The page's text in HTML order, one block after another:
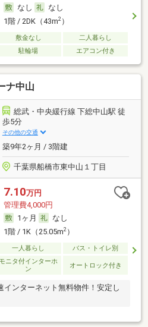
なし
なし
1階 / 2DK（43m2）
敷金なし
二人暮らし
駐輪場 エアコン付き
ナ中山
総武・中央緩行線 下総中山駅 徒
歩5分
その他の交通
築9年2ヶ月 / 3階建
千葉県船橋市東中山１丁目
7.10万円
管理費4,000円
1ヶ月
なし
1階 / 1K（25.05m2）
一人暮らし バス・トイレ別
ニタ付インターホ
ン
オートロック付き
インターネット無料物件！安定し